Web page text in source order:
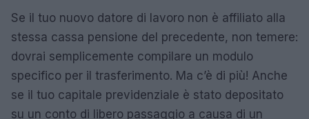
Se il tuo nuovo datore di lavoro non è affiliato alla
stessa cassa pensione del precedente, non temere:
dovrai semplicemente compilare un modulo
specifico per il trasferimento. Ma c’è di più! Anche
se il tuo capitale previdenziale è stato depositato
su un conto di libero passaggio a causa di un